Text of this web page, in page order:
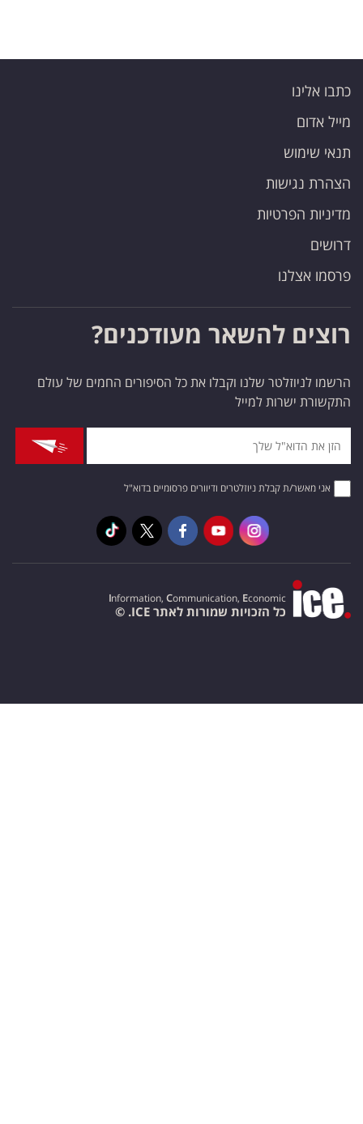
כתבו אלינו
מייל אדום
תנאי שימוש
הצהרת נגישות
מדיניות הפרטיות
דרושים
פרסמו אצלנו
רוצים להשאר מעודכנים?
הרשמו לניוזלטר שלנו וקבלו את כל הסיפורים החמים של עולם
התקשורת ישרות למייל
אני מאשר/ת קבלת ניוזלטרים ודיוורים פרסומיים בדוא"ל
Information, Communication, Economic
כל הזכויות שמורות לאתר ICE. ©